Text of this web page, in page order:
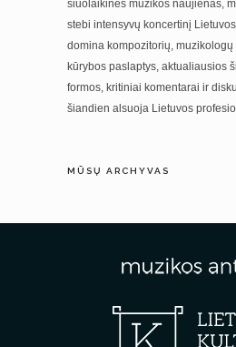
šiuolaikinės muzikos naujienas,
stebi intensyvų koncertinį
domina kompozitorių, muzikologų
kūrybos paslaptys, aktualiausios
formos, kritiniai komentarai ir
šiandien alsuoja Lietuvos
MŪSŲ ARCHYVAS